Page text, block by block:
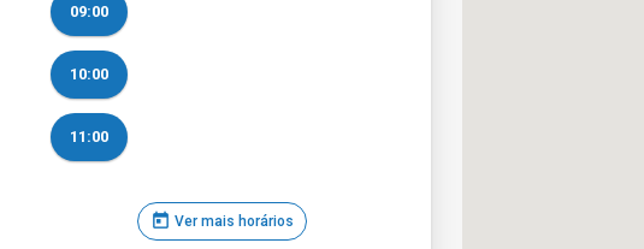
09:00
10:00
11:00
today Ver mais horários